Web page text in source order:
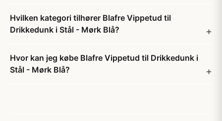
Hvilken kategori tilhører Blafre Vippetud til
Drikkedunk i Stål - Mørk Blå?
Hvor kan jeg købe Blafre Vippetud til Drikkedunk i
Stål - Mørk Blå?